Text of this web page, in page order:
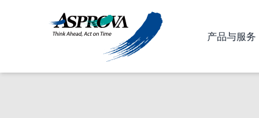
产品与服务